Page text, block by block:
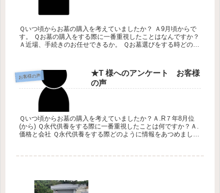
Ｑいつ頃からお墓の購入を考えていましたか？ Ａ9月頃からで
す。 Ｑお墓の購入をする際に一番重視したことはなんですか？
Ａ近場、手続きのお任せできるか。 Ｑお墓選びをする時どのよ
お客様の声
★T 様へのアンケート お客様
の声
Ｑいつ頃からお墓の購入を考えていましたか？Ａ.R７年8月位
(から) Ｑ永代供養をする際に一番重視したことは何ですか？Ａ.
価格と会社 Ｑ永代供養をする際どのように情報をあつめました